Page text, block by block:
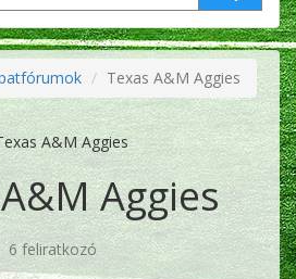
Texas A&M Aggies
Aggies
6 feliratkozó